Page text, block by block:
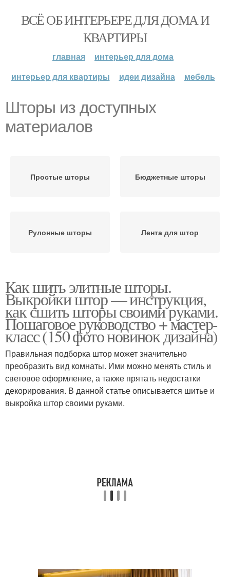
ВСЁ ОБ ИНТЕРЬЕРЕ ДЛЯ ДОМА И
КВАРТИРЫ
главная
интерьер для дома
интерьер для квартиры
идеи дизайна мебель
Шторы из доступных
материалов
Простые шторы Бюджетные шторы
Рулонные шторы Лента для штор
Как шить элитные шторы.
Выкройки штор — инструкция,
как сшить шторы своими руками.
Пошаговое руководство + мастер-
класс (150 фото новинок дизайна)
Правильная подборка штор может значительно
преобразить вид комнаты. Ими можно менять стиль и
световое оформление, а также прятать недостатки
декорирования. В данной статье описывается шитье и
выкройка штор своими руками.